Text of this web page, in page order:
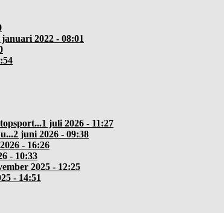
januari 2022 - 08:01
1 juli 2026 - 11:27
2 juni 2026 - 09:38
- 16:26
- 10:33
2025 - 12:25
- 14:51